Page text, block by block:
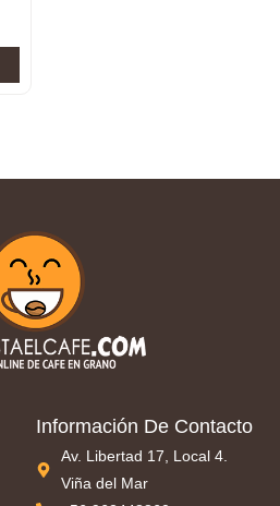
Información De Contacto
Av. Libertad 17, Local 4.
Viña del Mar